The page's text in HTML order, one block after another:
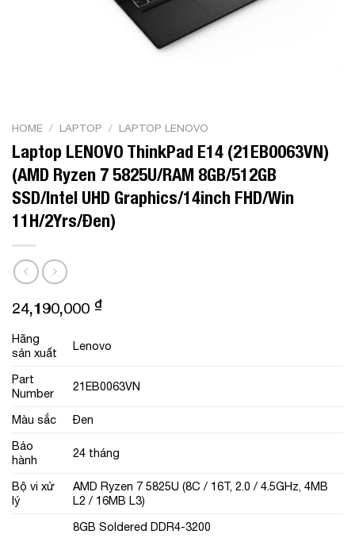
HOME / LAPTOP / LAPTOP LENOVO
Laptop LENOVO ThinkPad E14 (21EB0063VN)
(AMD Ryzen 7 5825U/RAM 8GB/512GB
SSD/Intel UHD Graphics/14inch FHD/Win
11H/2Yrs/Đen)
24,190,000 ₫
Hãng
sản xuất
Lenovo
Part
Number
21EB0063VN
Màu sắc
Đen
Bảo
hành
24 tháng
Bộ vi xử
lý
AMD Ryzen 7 5825U (8C / 16T, 2.0 / 4.5GHz, 4MB
L2 / 16MB L3)
8GB Soldered DDR4-3200